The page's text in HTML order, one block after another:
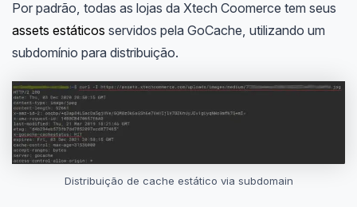
Por padrão, todas as lojas da Xtech Coomerce tem seus
assets estáticos servidos pela GoCache, utilizando um
subdomínio para distribuição.
Distribuição de cache estático via subdomain